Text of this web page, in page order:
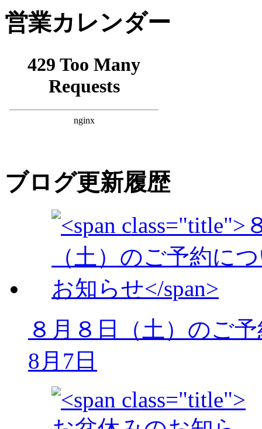
営業カレンダー
ブログ更新履歴
８月８日（土）のご
8月7日